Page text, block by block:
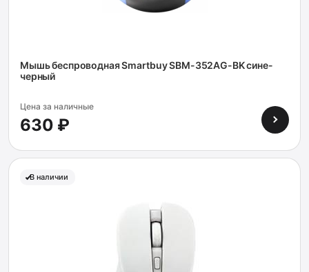
Мышь беспроводная Smartbuy SBM-352AG-BK сине-
черный
Цена за наличные
630 ₽
В наличии